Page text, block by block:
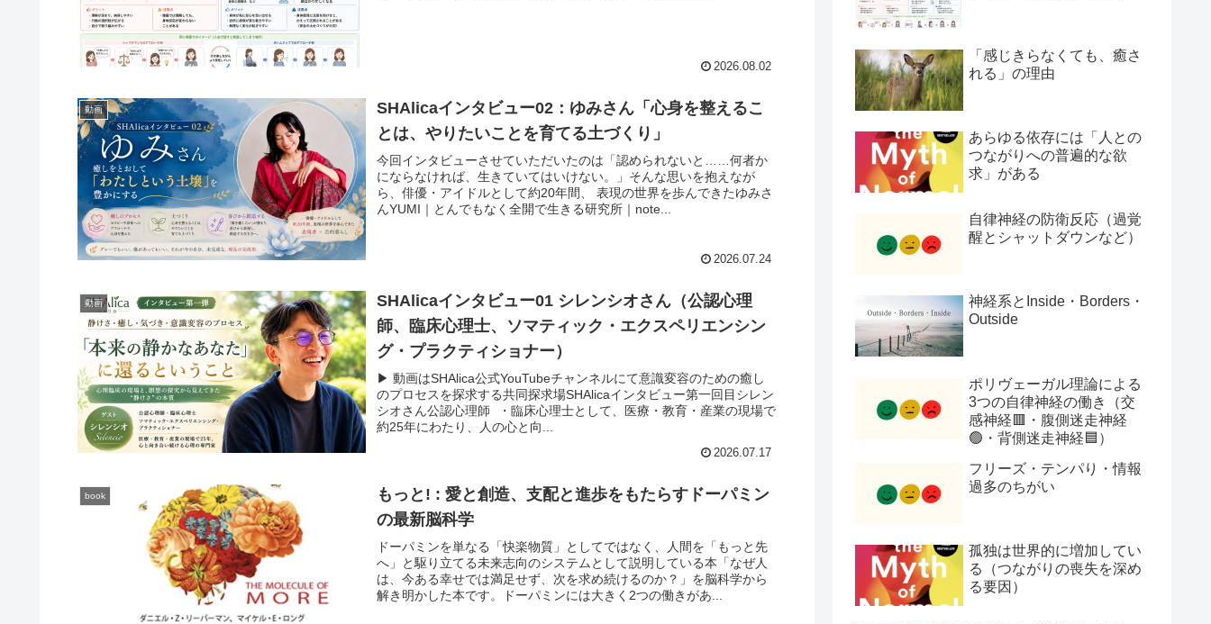
2026.08.02
動画
SHAlicaインタビュー02：ゆみさん「心身を整えるこ
とは、やりたいことを育てる土づくり」
今回インタビューさせていただいたのは「認められないと……何者か
にならなければ、生きていてはいけない。」そんな思いを抱えなが
ら、俳優・アイドルとして約20年間、 表現の世界を歩んできたゆみさ
んYUMI｜とんでもなく全開で生きる研究所｜note...
2026.07.24
動画
SHAlicaインタビュー01 シレンシオさん（公認心理
師、臨床心理士、ソマティック・エクスペリエンシン
グ・プラクティショナー）
▶︎ 動画はSHAlica公式YouTubeチャンネルにて意識変容のための癒し
のプロセスを探求する共同探求場SHAlicaインタビュー第一回目シレン
シオさん公認心理師 ・臨床心理士として、医療・教育・産業の現場で
約25年にわたり、人の心と向...
2026.07.17
book
もっと! : 愛と創造、支配と進歩をもたらすドーパミン
の最新脳科学
ドーパミンを単なる「快楽物質」としてではなく、人間を「もっと先
へ」と駆り立てる未来志向のシステムとして説明している本「なぜ人
は、今ある幸せでは満足せず、次を求め続けるのか？」を脳科学から
解き明かした本です。ドーパミンには大きく2つの働きがあ...
「感じきらなくても、癒さ
れる」の理由
あらゆる依存には「人との
つながりへの普遍的な欲
求」がある
自律神経の防衛反応（過覚
醒とシャットダウンなど）
神経系とInside・Borders・
Outside
ポリヴェーガル理論による
3つの自律神経の働き（交
感神経🟥・腹側迷走神経
🟢・背側迷走神経🟦）
フリーズ・テンパり・情報
過多のちがい
孤独は世界的に増加してい
る（つながりの喪失を深め
る要因）